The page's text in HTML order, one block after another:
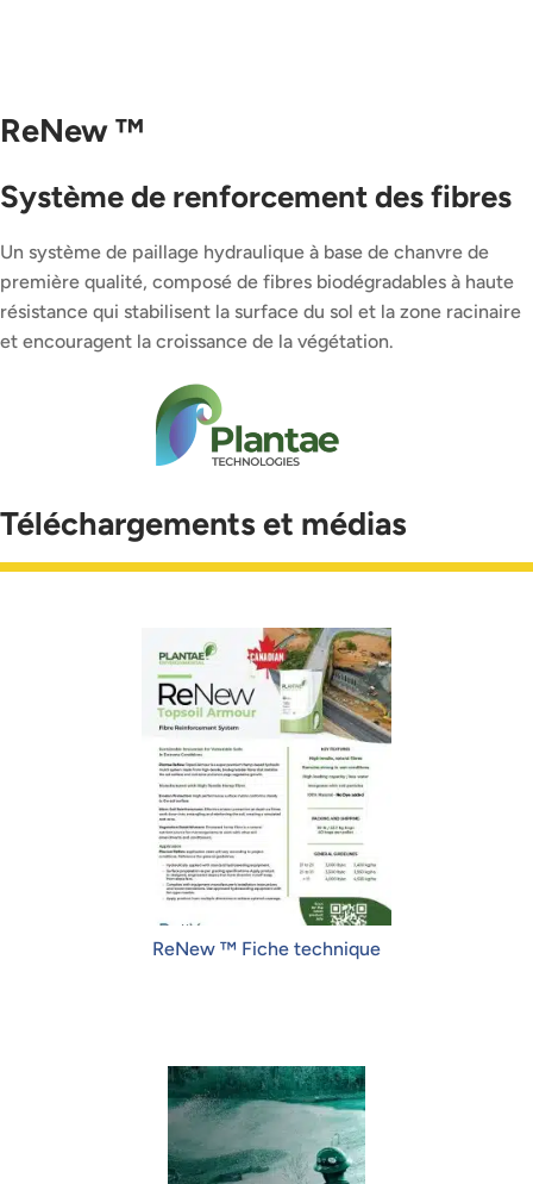
ReNew ™
Système de renforcement des fibres
Un système de paillage hydraulique à base de chanvre de
première qualité, composé de fibres biodégradables à haute
résistance qui stabilisent la surface du sol et la zone racinaire
et encouragent la croissance de la végétation.
Téléchargements et médias
ReNew ™ Fiche technique